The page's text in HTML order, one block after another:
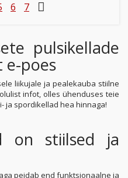
6 7
pulsikellade
e-poes
liikujale ja pealekauba stiilne
infot, olles ühenduses teie
ja spordikellad hea hinnaga!
on stiilsed ja
peidab end funktsionaalne ja